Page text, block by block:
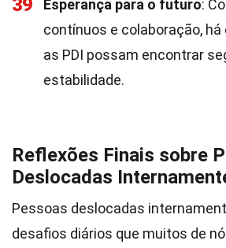
39 Esperança para o futuro:
contínuos e colaboração, há
as PDI possam encontrar
estabilidade.
Reflexões Finais sobre
Deslocadas
Pessoas deslocadas
desafios diários que muitos de